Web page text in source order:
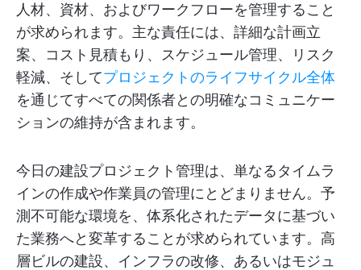
人材、資材、およびワークフローを管理すること
が求められます。主な責任には、詳細な計画立
案、コスト見積もり、スケジュール管理、リスク
軽減、そしてプロジェクトのライフサイクル全体
を通じてすべての関係者との明確なコミュニケー
ションの維持が含まれます。
今日の建設プロジェクト管理は、単なるタイムラ
インの作成や作業員の管理にとどまりません。予
測不可能な環境を、体系化されたデータに基づい
た業務へと変革することが求められています。高
層ビルの建設、インフラの改修、あるいはモジュ